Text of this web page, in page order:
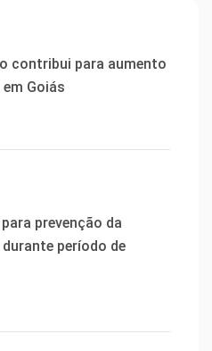
contribui para aumento
Goiás
prevenção da
período de